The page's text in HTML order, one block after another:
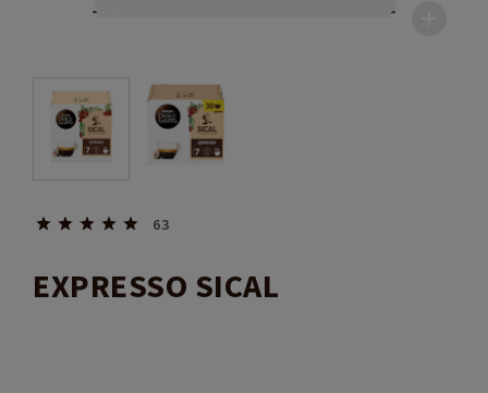
63
EXPRESSO SICAL